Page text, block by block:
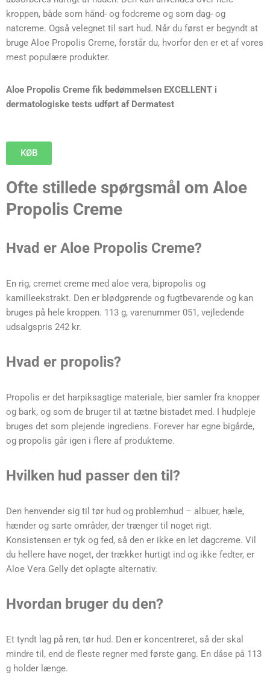
kroppen, både som hånd- og fodcreme og som dag- og
natcreme. Også velegnet til sart hud. Når du først er begyndt at
bruge Aloe Propolis Creme, forstår du, hvorfor den er et af vores
mest populære produkter.
Aloe Propolis Creme fik bedømmelsen EXCELLENT i
dermatologiske tests udført af Dermatest
KØB
Ofte stillede spørgsmål om Aloe
Propolis Creme
Hvad er Aloe Propolis Creme?
En rig, cremet creme med aloe vera, bipropolis og
kamilleekstrakt. Den er blødgørende og fugtbevarende og kan
bruges på hele kroppen. 113 g, varenummer 051, vejledende
udsalgspris 242 kr.
Hvad er propolis?
Propolis er det harpiksagtige materiale, bier samler fra knopper
og bark, og som de bruger til at tætne bistadet med. I hudpleje
bruges det som plejende ingrediens. Forever har egne bigårde,
og propolis går igen i flere af produkterne.
Hvilken hud passer den til?
Den henvender sig til tør hud og problemhud – albuer, hæle,
hænder og sarte områder, der trænger til noget rigt.
Konsistensen er tyk og fed, så den er ikke en let dagcreme. Vil
du hellere have noget, der trækker hurtigt ind og ikke fedter, er
Aloe Vera Gelly det oplagte alternativ.
Hvordan bruger du den?
Et tyndt lag på ren, tør hud. Den er koncentreret, så der skal
mindre til, end de fleste regner med første gang. En dåse på 113
g holder længe.